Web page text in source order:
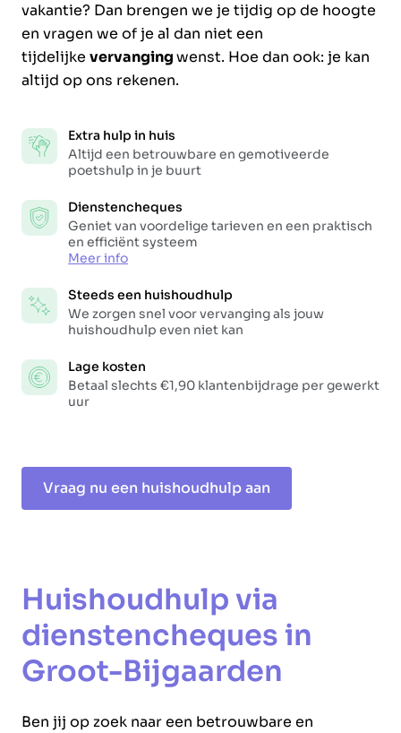
vakantie? Dan brengen we je tijdig op de hoogte
en vragen we of je al dan niet een
tijdelijke vervangingwenst. Hoe dan ook: je kan
altijd op ons rekenen.
Extra hulp in huis
Altijd een betrouwbare en gemotiveerde
poetshulp in je buurt
Dienstencheques
Geniet van voordelige tarieven en een praktisch
en efficiënt systeem
Meer info
Steeds een huishoudhulp
We zorgen snel voor vervanging als jouw
huishoudhulp even niet kan
Lage kosten
Betaal slechts €1,90 klantenbijdrage per gewerkt
uur
Vraag nu een huishoudhulp aan
Huishoudhulp via
dienstencheques in
Groot-Bijgaarden
Ben jij op zoek naar een betrouwbare en